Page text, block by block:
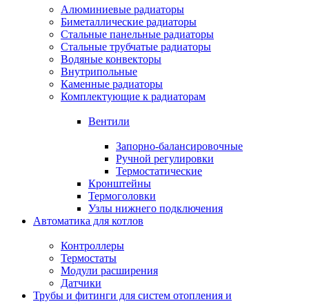
Алюминиевые радиаторы
Биметаллические радиаторы
Стальные панельные радиаторы
Стальные трубчатые радиаторы
Водяные конвекторы
Внутрипольные
Каменные радиаторы
Комплектующие к радиаторам
Вентили
Запорно-балансировочные
Ручной регулировки
Термостатические
Кронштейны
Термоголовки
Узлы нижнего подключения
Автоматика для котлов
Контроллеры
Термостаты
Модули расширения
Датчики
Трубы и фитинги для систем отопления и